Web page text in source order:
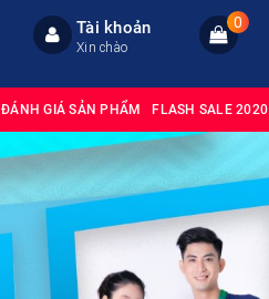
Tài khoản
Xin chào
0
ĐÁNH GIÁ SẢN PHẨM FLASH SALE 2020